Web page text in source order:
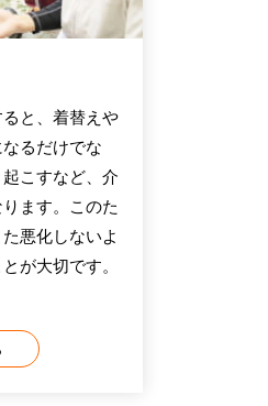
と、着替えや
るだけでな
こすなど、介
ます。このた
悪化しないよ
が大切です。